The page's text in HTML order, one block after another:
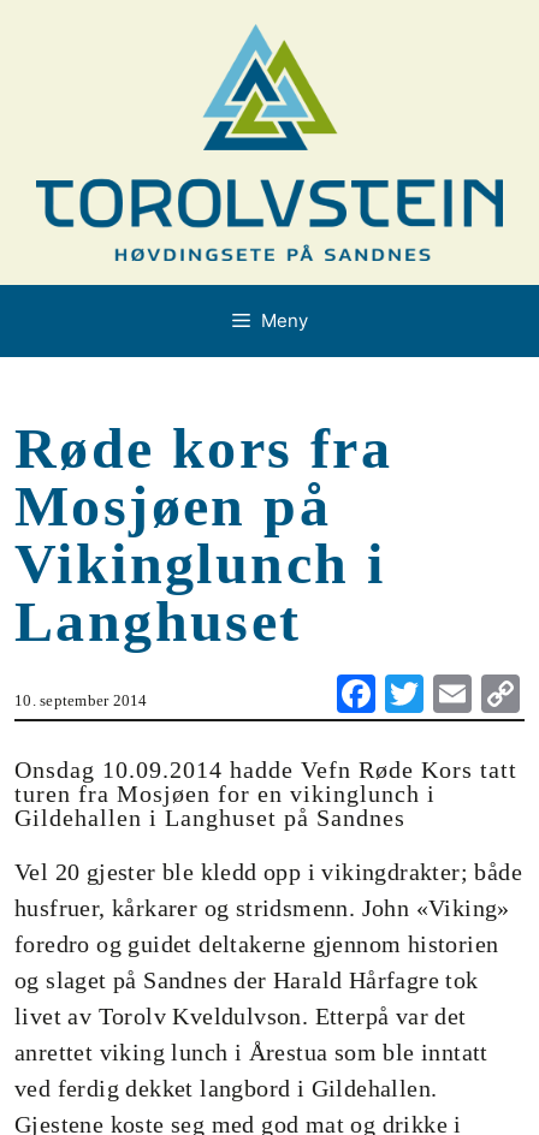
Meny
Røde kors fra
Mosjøen på
Vikinglunch i
Langhuset
10. september 2014
Fa
ce
bo
ok
T
wi
tte
E
m
ail
Onsdag 10.09.2014 hadde Vefn Røde Kors tatt
turen fra Mosjøen for en vikinglunch i
Gildehallen i Langhuset på Sandnes
Vel 20 gjester ble kledd opp i vikingdrakter; både
husfruer, kårkarer og stridsmenn. John «Viking»
foredro og guidet deltakerne gjennom historien
og slaget på Sandnes der Harald Hårfagre tok
livet av Torolv Kveldulvson. Etterpå var det
anrettet viking lunch i Årestua som ble inntatt
ved ferdig dekket langbord i Gildehallen.
Gjestene koste seg med god mat og drikke i